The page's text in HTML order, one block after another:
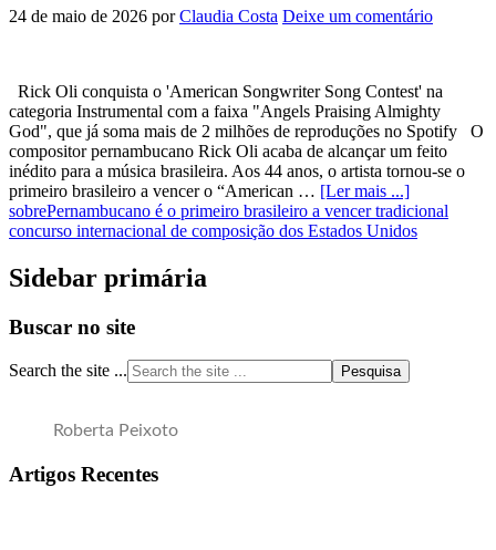
24 de maio de 2026 porClaudia Costa Deixe um comentário
Rick Oli conquista o 'American Songwriter Song Contest' na
categoria Instrumental com a faixa "Angels Praising Almighty
God", que já soma mais de 2 milhões de reproduções no Spotify O
compositor pernambucano Rick Oli acaba de alcançar um feito
inédito para a música brasileira. Aos 44 anos, o artista tornou-se o
primeiro brasileiro a vencer o “American … [Ler mais ...]
sobrePernambucano é o primeiro brasileiro a vencer tradicional
concurso internacional de composição dos Estados Unidos
Sidebar primária
Buscar no site
Search the site ...
Roberta Peixoto
Artigos Recentes